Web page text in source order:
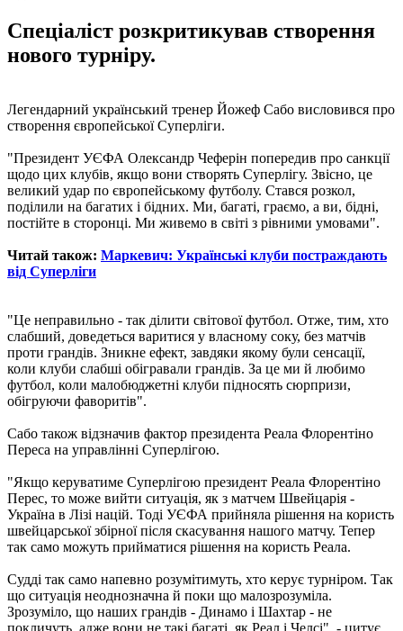
Спеціаліст розкритикував створення
нового турніру.
Легендарний український тренер Йожеф Сабо висловився про
створення європейської Суперліги.
"Президент УЄФА Олександр Чеферін попередив про санкції
щодо цих клубів, якщо вони створять Суперлігу. Звісно, це
великий удар по європейському футболу. Стався розкол,
поділили на багатих і бідних. Ми, багаті, граємо, а ви, бідні,
постійте в сторонці. Ми живемо в світі з рівними умовами".
Читай також: Маркевич: Українські клуби постраждають
від Суперліги
"Це неправильно - так ділити світової футбол. Отже, тим, хто
слабший, доведеться варитися у власному соку, без матчів
проти грандів. Зникне ефект, завдяки якому були сенсації,
коли клуби слабші обігравали грандів. За це ми й любимо
футбол, коли малобюджетні клуби підносять сюрпризи,
обігруючи фаворитів".
Сабо також відзначив фактор президента Реала Флорентіно
Переса на управлінні Суперлігою.
"Якщо керуватиме Суперлігою президент Реала Флорентіно
Перес, то може вийти ситуація, як з матчем Швейцарія -
Україна в Лізі націй. Тоді УЄФА прийняла рішення на користь
швейцарської збірної після скасування нашого матчу. Тепер
так само можуть прийматися рішення на користь Реала.
Судді так само напевно розумітимуть, хто керує турніром. Так
що ситуація неоднозначна й поки що малозрозуміла.
Зрозуміло, що наших грандів - Динамо і Шахтар - не
покличуть, адже вони не такі багаті, як Реал і Челсі", - цитує